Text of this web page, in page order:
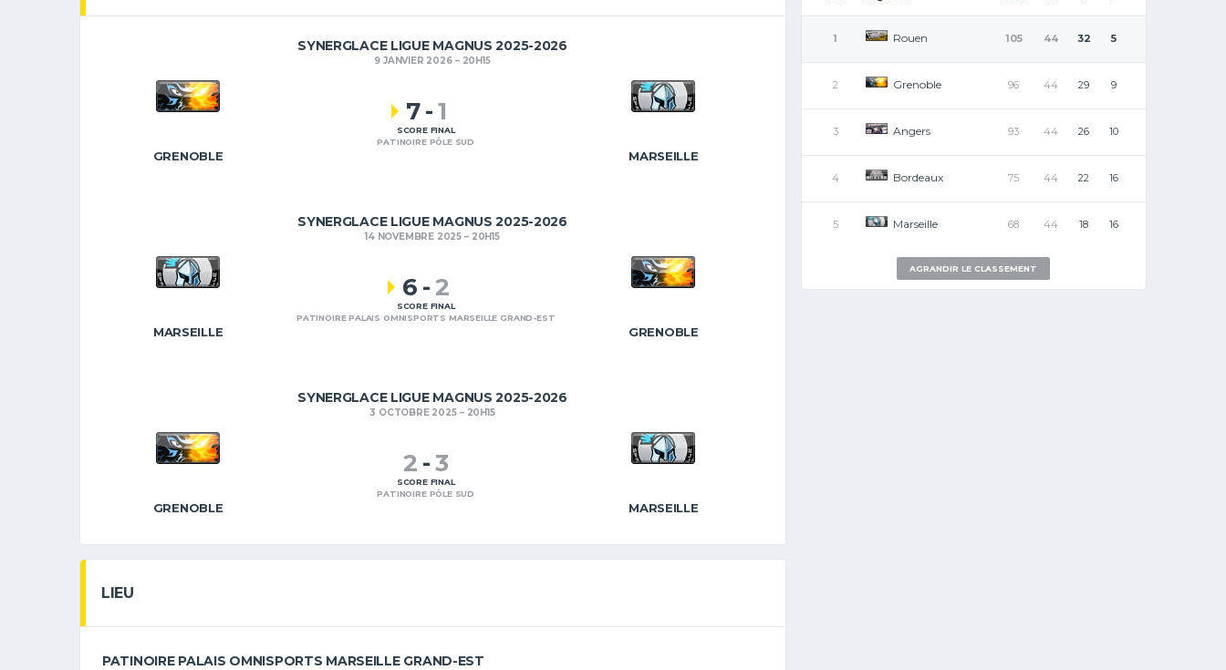
SYNERGLACE LIGUE MAGNUS 2025-2026
9 JANVIER 2026 20H15
GRENOBLE MARSEILLE
7-1
SCORE FINAL
PATINOIRE PÔLE SUD
SYNERGLACE LIGUE MAGNUS 2025-2026
14 NOVEMBRE 2025 20H15
MARSEILLE GRENOBLE
6 -2
SCORE FINAL
PATINOIRE PALAIS OMNISPORTS MARSEILLE GRAND-EST
SYNERGLACE LIGUE MAGNUS 2025-2026
3 OCTOBRE 2025 20H15
GRENOBLE MARSEILLE
2 -3
SCORE FINAL
PATINOIRE PÔLE SUD
LIEU
PATINOIRE PALAIS OMNISPORTS MARSEILLE GRAND-EST
1 Rouen 105 44 32 5
2 Grenoble 96 44 29 9
3 Angers 93 44 26 10
4 Bordeaux 75 44 22 16
5 Marseille 68 44 18 16
AGRANDIR LE CLASSEMENT